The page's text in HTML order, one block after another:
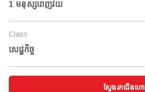
1 មនុស្សពេញវ័យ
Class
សេដ្ឋកិច្ច
ស្វែងរកជើងហ